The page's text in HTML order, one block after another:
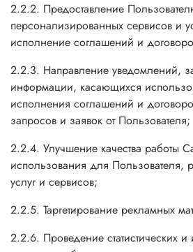
2.2.2. Предоставление
персонализированных сервисов и
исполнение соглашений и
2.2.3. Направление уведомлений,
информации, касающихся
исполнения соглашений и
запросов и заявок от Пользователя;
2.2.4. Улучшение качества работы
использования для Пользователя,
услуг и сервисов;
2.2.5. Таргетирование рекламных
2.2.6. Проведение статистических